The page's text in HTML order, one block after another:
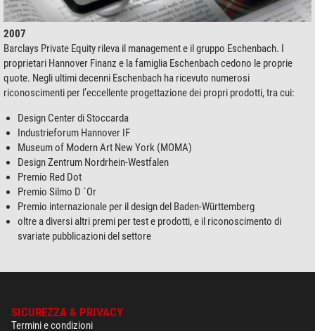
2007
Barclays Private Equity rileva il management e il gruppo Eschenbach. I
proprietari Hannover Finanz e la famiglia Eschenbach cedono le proprie
quote. Negli ultimi decenni Eschenbach ha ricevuto numerosi
riconoscimenti per l’eccellente progettazione dei propri prodotti, tra cui:
Design Center di Stoccarda
Industrieforum Hannover IF
Museum of Modern Art New York (MOMA)
Design Zentrum Nordrhein-Westfalen
Premio Red Dot
Premio Silmo D ´Or
Premio internazionale per il design del Baden-Württemberg
oltre a diversi altri premi per test e prodotti, e il riconoscimento di
svariate pubblicazioni del settore
SICUREZZA & PRIVACY
Termini e condizioni